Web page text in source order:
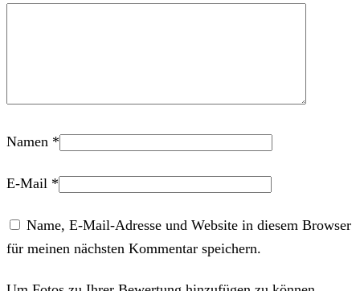
Namen *
E-Mail *
Name, E-Mail-Adresse und Website in diesem Browser
für meinen nächsten Kommentar speichern.